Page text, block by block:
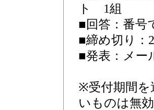
ト 1組
■回答：番号
■締め切り：
■発表：メー
※受付期間を
いものは無